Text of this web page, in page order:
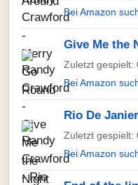
Bei Amazon
Give Me the
Zuletzt gespielt:
Bei Amazon
Rio De
Zuletzt gespielt:
Bei Amazon